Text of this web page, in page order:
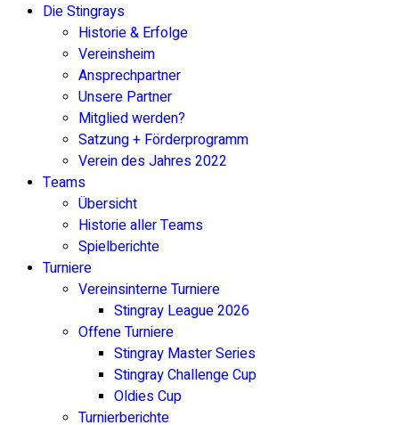
Die Stingrays
Historie & Erfolge
Vereinsheim
Ansprechpartner
Unsere Partner
Mitglied werden?
Satzung + Förderprogramm
Verein des Jahres 2022
Teams
Übersicht
Historie aller Teams
Spielberichte
Turniere
Vereinsinterne Turniere
Stingray League 2026
Offene Turniere
Stingray Master Series
Stingray Challenge Cup
Oldies Cup
Turnierberichte